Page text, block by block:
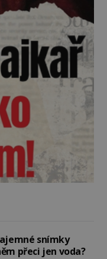
snímky
přeci jen voda?